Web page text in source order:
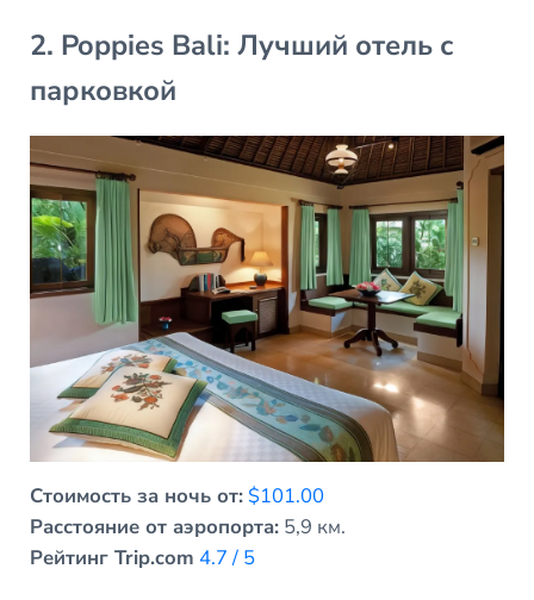
2. Poppies Bali: Лучший отель с
парковкой
Стоимость за ночь от: $101.00
Расстояние от аэропорта:5,9 км.
Рейтинг Trip.com 4.7 / 5